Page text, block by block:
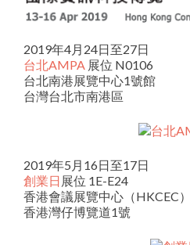
2019年4月24日至27日
台北AMPA 展位 N0106
台北南港展覽中心1號館
台灣台北市南港區
2019年5月16日至17日
創業日 展位 1E-E24
香港會議展覽中心（HKCEC）
香港灣仔博覽道1號